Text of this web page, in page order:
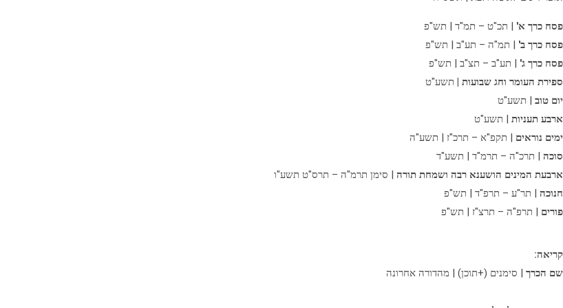
פסח כרך א' | תכ"ט – תמ"ד | תש"פ
פסח כרך ב' | תמ"ה – תע"ב | תש"פ
פסח כרך ג' | תע"ב – תצ"ב | תש"פ
ספירת העומר וחג שבועות | תשע"ט
יום טוב | תשע"ט
ארבע תעניות | תשע"ט
ימים נוראים | תקפ"א – תרכ"ז | תשע"ה
סוכה | תרכ"ה – תרמ"ד | תשע"ד
ארבעת המינים הושענא רבה ושמחת תורה | סימן תרמ"ה – תרס"ט תשע"ו
חנוכה | תר"ע – תרפ"ד | תש"פ
פורים | תרפ"ה – תרצ"ז | תש"פ
קריאה:
שם הכרך | סימנים (+תוכן) | מהדורה אחרונה